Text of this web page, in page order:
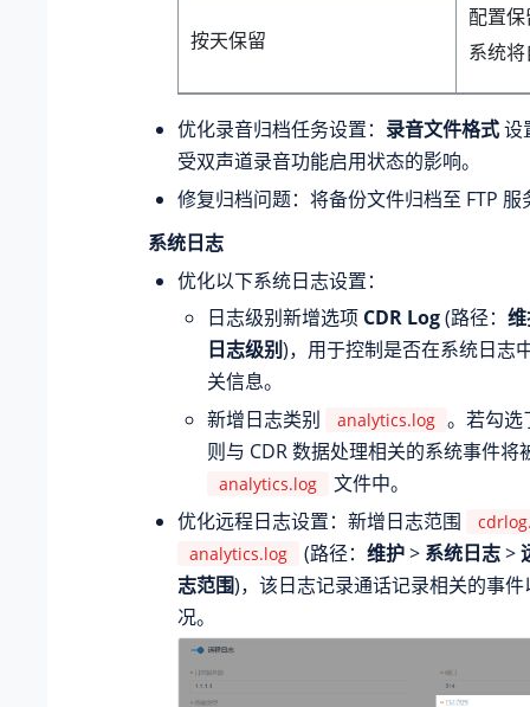
按天保留
配置
系统
优化录音归档任务设置： 录音文件格式设
受双声道录音功能启用状态的影响。
修复归档问题：将备份文件归档至 FTP 服
系统日志
优化以下系统日志设置：
日志级别新增选项 CDR Log(路径：
日志级别)，用于控制是否在系统日志
关信息。
新增日志类别
analytics.log 。若勾
则与 CDR 数据处理相关的系统事件将
analytics.log
文件中。
优化远程日志设置：新增日志范围
analytics.log
(路径： 维护> 系统日志>
志范围)，该日志记录通话记录相关的事
况。